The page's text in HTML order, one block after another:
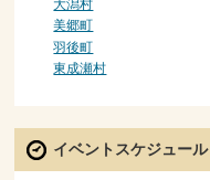
大潟村
美郷町
羽後町
東成瀬村
イベントスケジュール